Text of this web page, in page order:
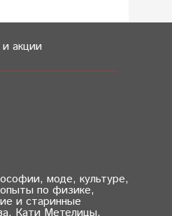
акции
моде, культуре,
по физике,
и старинные